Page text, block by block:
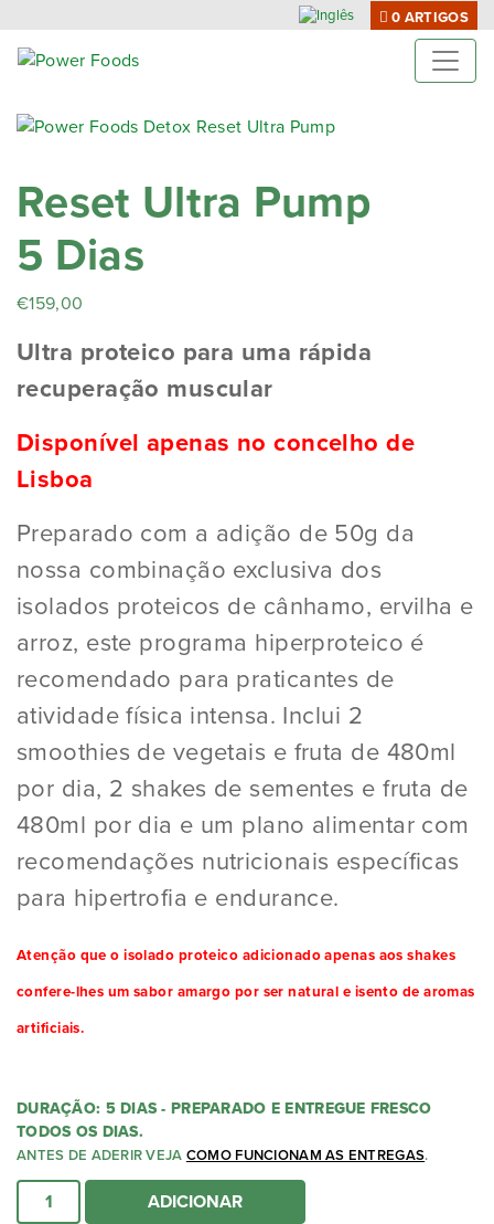
0 ARTIGOS
Reset Ultra Pump
5 Dias
€159,00
Ultra proteico para uma rápida
recuperação muscular
Disponível apenas no concelho de
Lisboa
Preparado com a adição de 50g da
nossa combinação exclusiva dos
isolados proteicos de cânhamo, ervilha e
arroz, este programa hiperproteico é
recomendado para praticantes de
atividade física intensa. Inclui 2
smoothies de vegetais e fruta de 480ml
por dia, 2 shakes de sementes e fruta de
480ml por dia e um plano alimentar com
recomendações nutricionais específicas
para hipertrofia e endurance.
Atenção que o isolado proteico adicionado apenas aos shakes
confere-lhes um sabor amargo por ser natural e isento de aromas
artificiais.
DURAÇÃO: 5 DIAS - PREPARADO E ENTREGUE FRESCO
TODOS OS DIAS.
ANTES DE ADERIR VEJA COMO FUNCIONAM AS ENTREGAS.
Quantidade de Reset Ultra Pump | 5 Dias
ADICIONAR